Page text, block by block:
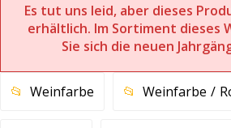
Es tut uns leid, aber dieses
erhältlich. Im Sortiment dieses
Sie sich die neuen
Weinfarbe Weinfarbe